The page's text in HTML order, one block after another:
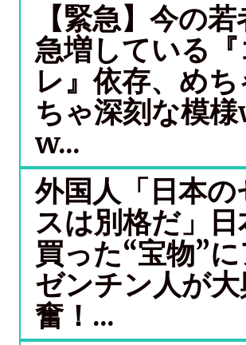
【緊急】今の
急増している『
レ』依存、めち
ちゃ深刻な模
w...
外国人「日本の
スは別格だ」
買った“宝物”
ゼンチン人が
奮！...